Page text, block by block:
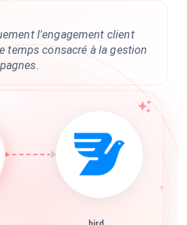
l'engagement client
temps consacré à la gestion